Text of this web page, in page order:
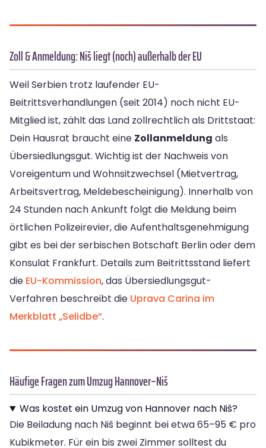
Zoll & Anmeldung: Niš liegt (noch) außerhalb der EU
Weil Serbien trotz laufender EU-
Beitrittsverhandlungen (seit 2014) noch nicht EU-
Mitglied ist, zählt das Land zollrechtlich als Drittstaat:
Dein Hausrat braucht eine Zollanmeldung als
Übersiedlungsgut. Wichtig ist der Nachweis von
Voreigentum und Wohnsitzwechsel (Mietvertrag,
Arbeitsvertrag, Meldebescheinigung). Innerhalb von
24 Stunden nach Ankunft folgt die Meldung beim
örtlichen Polizeirevier, die Aufenthaltsgenehmigung
gibt es bei der serbischen Botschaft Berlin oder dem
Konsulat Frankfurt. Details zum Beitrittsstand liefert
die EU-Kommission, das Übersiedlungsgut-
Verfahren beschreibt die Uprava Carina im
Merkblatt „Selidbe“.
Häufige Fragen zum Umzug Hannover–Niš
Was kostet ein Umzug von Hannover nach Niš?
Die Beiladung nach Niš beginnt bei etwa 65–95 € pro
Kubikmeter. Für ein bis zwei Zimmer solltest du